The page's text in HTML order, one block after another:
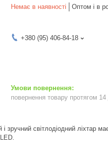
Немає в наявності Оптом і в
+380 (95) 406-84-18
повернення товару протягом 14
світлодіодний ліхтар